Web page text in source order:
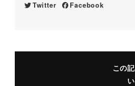
Twitter Facebook
この